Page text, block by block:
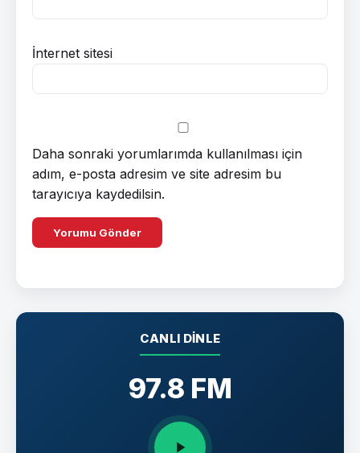
İnternet sitesi
Daha sonraki yorumlarımda kullanılması için
adım, e-posta adresim ve site adresim bu
tarayıcıya kaydedilsin.
CANLI DINLE
97.8 FM